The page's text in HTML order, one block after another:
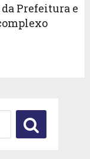
Prefeitura e